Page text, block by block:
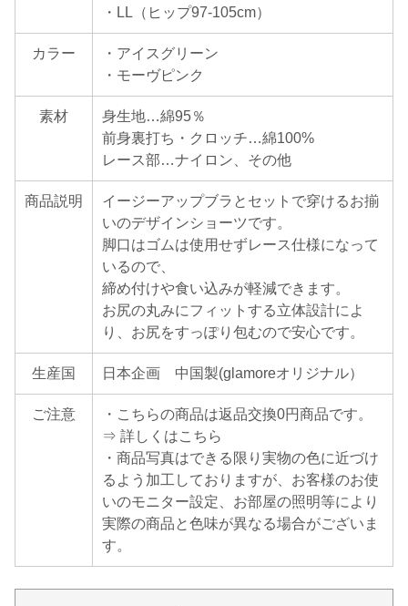
・LL（ヒップ97-105cm）
カラー
・アイスグリーン
・モーヴピンク
素材
身生地…綿95％
前身裏打ち・クロッチ…綿100%
レース部…ナイロン、その他
商品説明
イージーアップブラとセットで穿けるお揃
いのデザインショーツです。
脚口はゴムは使用せずレース仕様になって
いるので、
締め付けや食い込みが軽減できます。
お尻の丸みにフィットする立体設計によ
り、お尻をすっぽり包むので安心です。
生産国 日本企画 中国製(glamoreオリジナル）
ご注意
・こちらの商品は返品交換0円商品です。
⇒ 詳しくはこちら
・商品写真はできる限り実物の色に近づけ
るよう加工しておりますが、お客様のお使
いのモニター設定、お部屋の照明等により
実際の商品と色味が異なる場合がございま
す。